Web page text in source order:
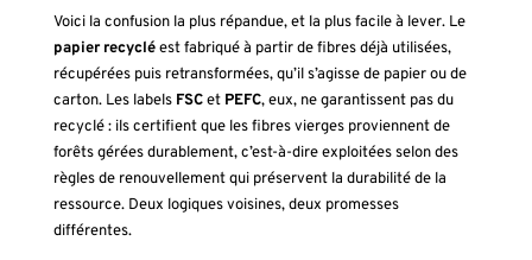
Voici la confusion la plus répandue, et la plus facile à lever. Le
papier recycléest fabriqué à partir de fibres déjà utilisées,
récupérées puis retransformées, qu’il s’agisse de papier ou de
carton. Les labels FSCet PEFC, eux, ne garantissent pas du
recyclé : ils certifient que les fibres vierges proviennent de
forêts gérées durablement, c’est-à-dire exploitées selon des
règles de renouvellement qui préservent la durabilité de la
ressource. Deux logiques voisines, deux promesses
différentes.